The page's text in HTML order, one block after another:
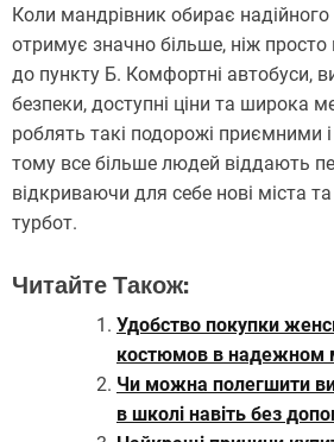
Коли мандрівник обирає надійного
отримує значно більше, ніж просто
до пункту Б. Комфортні автобуси,
безпеки, доступні ціни та широка
роблять такі подорожі приємними
тому все більше людей віддають
відкриваючи для себе нові міста
турбот.
Читайте Також:
Удобство покупки
костюмов в надежном
Чи можна полегшити
в школі навіть без